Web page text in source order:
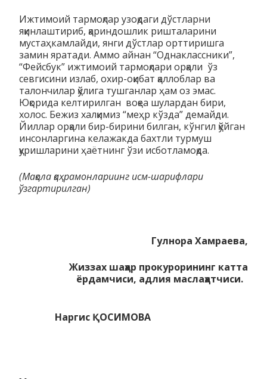
Ижтимоий тармоқлар узоқдаги дўстларни
яқинлаштириб, қариндошлик ришталарини
мустаҳкамлайди, янги дўстлар орттиришга
замин яратади. Аммо айнан “Однаклассники”,
“Фейсбук” ижтимоий тармоқлари орқали ўз
севгисини излаб, охир-оқибат қаллоблар ва
талончилар қўлига тушганлар ҳам оз эмас.
Юқорида келтирилган воқеа шулардан бири,
холос. Бежиз халқимиз “меҳр кўзда” демайди.
Йиллар орқали бир-бирини билган, кўнгил қўйган
инсонларгина келажакда бахтли турмуш
қуришларини ҳаётнинг ўзи исботламоқда.
(Мақола қаҳрамонлариинг исм-шарифлари
ўзгартирилган)
Гулнора Хамраева,
Жиззах шаҳар прокурорининг катта
ёрдамчиси, адлия маслаҳатчиси.
Наргис ҚОСИМОВА